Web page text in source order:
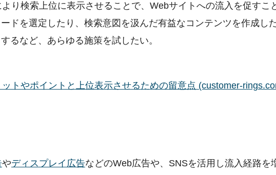
より検索上位に表示させることで、Webサイトへの流入を促すこ
ドを選定したり、検索意図を汲んだ有益なコンテンツを作成し
るなど、あらゆる施策を試したい。
トやポイントと上位表示させるための留意点 (customer-
やディスプレイ広告などのWeb広告や、SNSを活用し流入経路を